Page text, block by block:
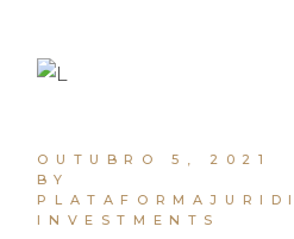
OUTUBRO 5, 2021
BY
INVESTMENTS